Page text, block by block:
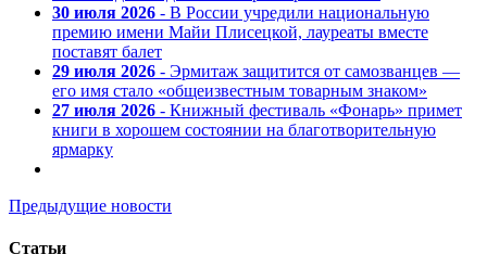
30 июля 2026 - В России учредили национальную
премию имени Майи Плисецкой, лауреаты вместе
поставят балет
29 июля 2026 - Эрмитаж защитится от самозванцев —
его имя стало «общеизвестным товарным знаком»
27 июля 2026 - Книжный фестиваль «Фонарь» примет
книги в хорошем состоянии на благотворительную
ярмарку
Предыдущие новости
Статьи